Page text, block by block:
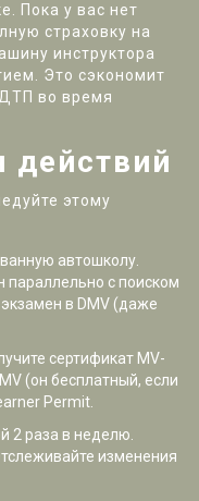
Пока у вас нет
страховку на
инструктора
Это сэкономит
во время
этому
автошколу.
параллельно с поиском
в DMV (даже
сертификат MV-
(он бесплатный, если
Permit.
2 раза в неделю.
изменения